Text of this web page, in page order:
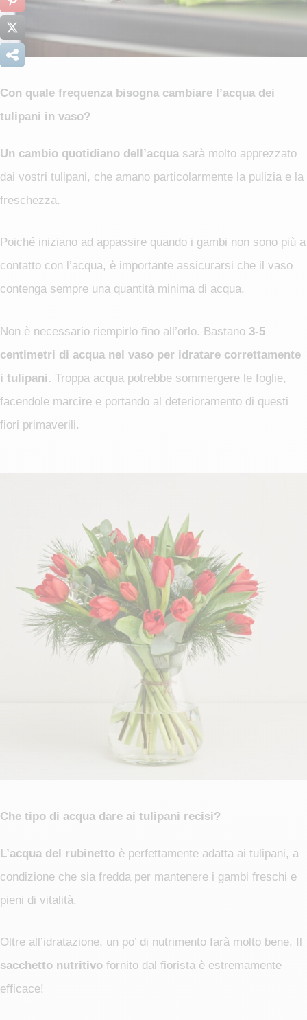
Con quale frequenza bisogna cambiare l’acqua dei
tulipani in vaso?
Un cambio quotidiano dell’acqua sarà molto apprezzato
dai vostri tulipani, che amano particolarmente la pulizia e la
freschezza.
Poiché iniziano ad appassire quando i gambi non sono più a
contatto con l’acqua, è importante assicurarsi che il vaso
contenga sempre una quantità minima di acqua.
Non è necessario riempirlo fino all’orlo. Bastano 3-5
centimetri di acqua nel vaso per idratare correttamente
i tulipani. Troppa acqua potrebbe sommergere le foglie,
facendole marcire e portando al deterioramento di questi
fiori primaverili.
Che tipo di acqua dare ai tulipani recisi?
L’acqua del rubinetto è perfettamente adatta ai tulipani, a
condizione che sia fredda per mantenere i gambi freschi e
pieni di vitalità.
Oltre all’idratazione, un po’ di nutrimento farà molto bene. Il
sacchetto nutritivo fornito dal fiorista è estremamente
efficace!